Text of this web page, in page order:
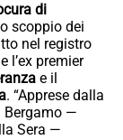
di
scoppio dei
nel registro
l’ex premier
e il
. “Apprese dalla
Bergamo —
Sera —